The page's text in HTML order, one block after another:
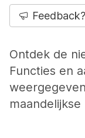
Feedback?
Ontdek de
Functies en